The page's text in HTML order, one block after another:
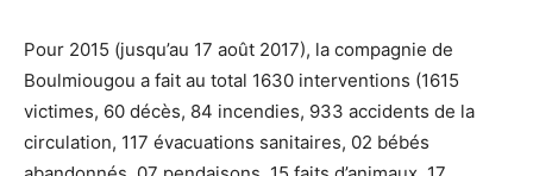
Pour 2015 (jusqu’au 17 août 2017), la compagnie de
Boulmiougou a fait au total 1630 interventions (1615
victimes, 60 décès, 84 incendies, 933 accidents de la
circulation, 117 évacuations sanitaires, 02 bébés